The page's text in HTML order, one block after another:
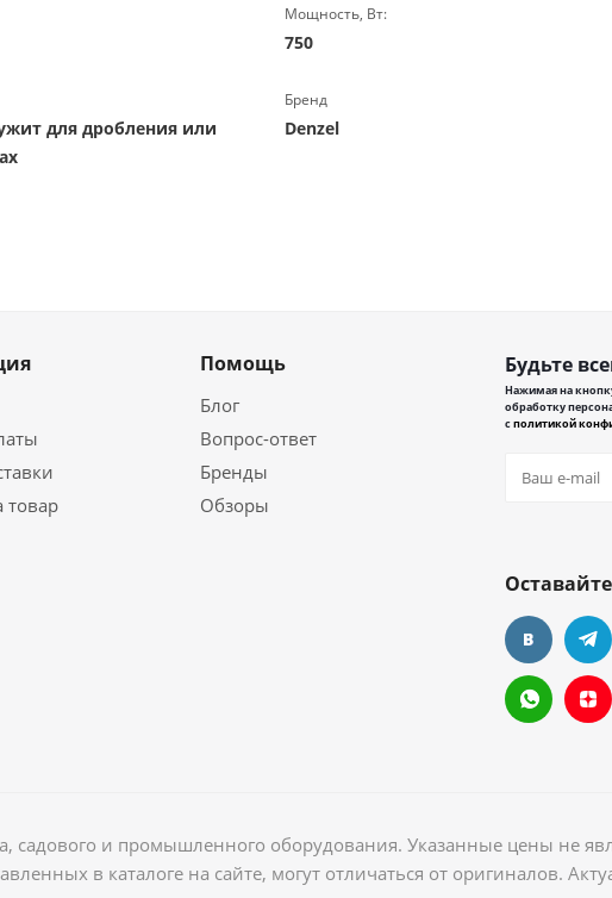
Мощность, Вт:
750
для дробления или
Бренд
Denzel
товар
Помощь
Блог
Вопрос-ответ
Бренды
Обзоры
Будьте
Нажимая на
обработку
сполитикой
садового и промышленного оборудования. Указанные цены не
в каталоге на сайте, могут отличаться от оригиналов.